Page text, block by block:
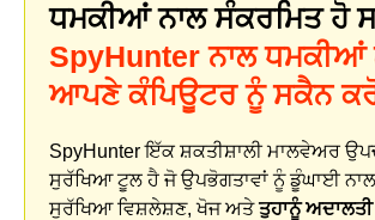
ਧਮਕੀਆਂ ਨਾਲ ਸੰਕਰਮਿਤ ਹੋ
SpyHunter ਨਾਲ
ਆਪਣੇ ਕੰਪਿਊਟਰ ਨੂੰ ਸਕੈਨ
SpyHunter ਇੱਕ ਸ਼ਕਤੀਸ਼ਾਲੀ ਮਾਲਵੇਅਰ
ਸੁਰੱਖਿਆ ਟੂਲ ਹੈ ਜੋ ਉਪਭੋਗਤਾਵਾਂ ਨੂੰ ਡੂੰਘਾਈ
ਸੁਰੱਖਿਆ ਵਿਸ਼ਲੇਸ਼ਣ, ਖੋਜ ਅਤੇਤੁਹਾਨੂੰ